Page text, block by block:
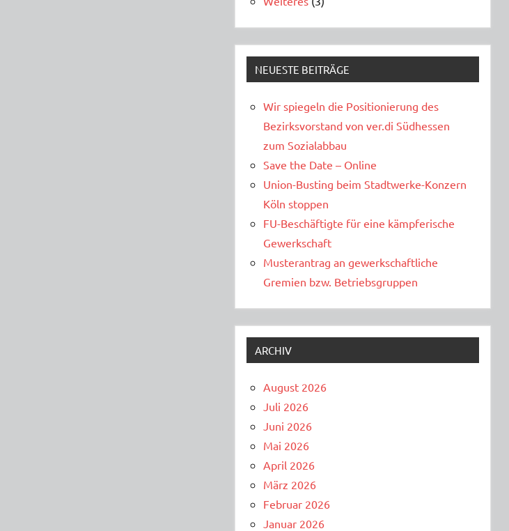
NEUESTE BEITRÄGE
Wir spiegeln die Positionierung des
Bezirksvorstand von ver.di Südhessen
zum Sozialabbau
Save the Date – Online
Union-Busting beim Stadtwerke-Konzern
Köln stoppen
FU-Beschäftigte für eine kämpferische
Gewerkschaft
Musterantrag an gewerkschaftliche
Gremien bzw. Betriebsgruppen
ARCHIV
August 2026
Juli 2026
Juni 2026
Mai 2026
April 2026
März 2026
Februar 2026
Januar 2026